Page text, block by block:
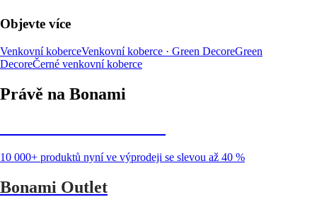
Objevte více
Venkovní koberceVenkovní koberce · Green DecoreGreen
DecoreČerné venkovní koberce
Právě na Bonami
10 000+ produktů nyní ve výprodeji se slevou až 40 %
Bonami Outlet